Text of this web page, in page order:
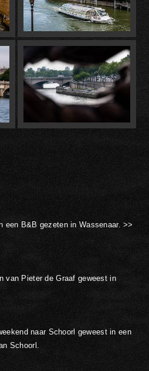
een B&B gezeten in Wassenaar. >>
van Pieter de Graaf geweest in
naar Schoorl geweest in een
Schoorl.